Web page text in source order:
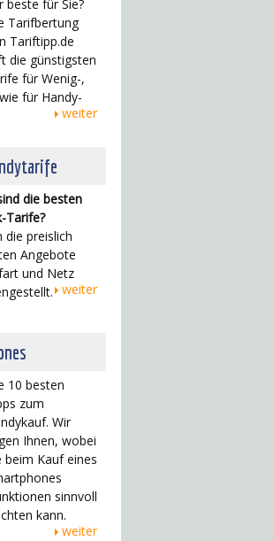
beste für Sie?
Tarifbertung
Tariftipp.de
die günstigsten
für Wenig-,
für Handy-
weiter
die besten
Tarife?
die preislich
Angebote
und Netz
weiter
10 besten
zum
Wir
Ihnen, wobei
beim Kauf eines
sinnvoll
kann.
weiter